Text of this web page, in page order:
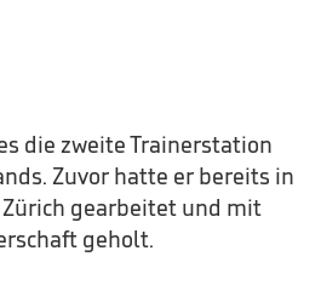
die zweite Trainerstation
Zuvor hatte er bereits in
Zürich gearbeitet und mit
geholt.